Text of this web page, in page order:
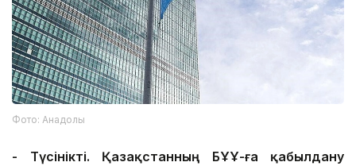
Фото: Анадолы
- Түсінікті. Қазақстанның БҰҰ-ға қабылдану